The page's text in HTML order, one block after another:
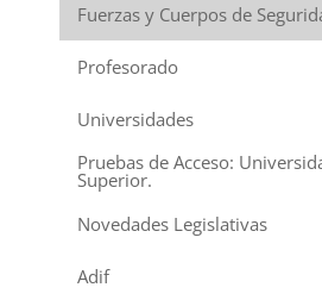
Fuerzas y Cuerpos de
Profesorado
Universidades
Pruebas de Acceso:
Superior.
Novedades Legislativas
Adif